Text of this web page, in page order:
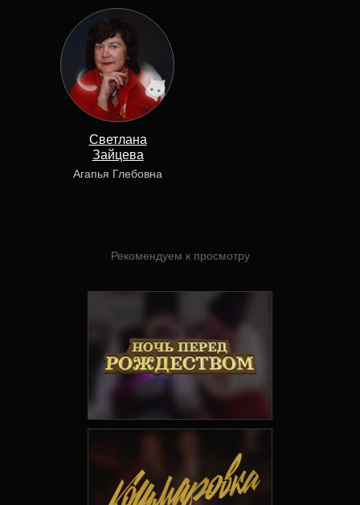
Светлана
Зайцева
Агапья Глебовна
Рекомендуем к просмотру